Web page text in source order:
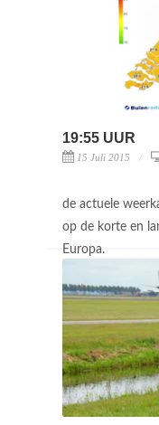
19:55 UUR
15 Juli 2015
de actuele
op de korte en
Europa.